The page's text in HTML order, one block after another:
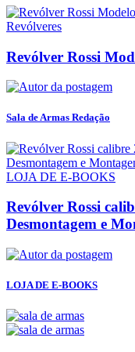
Revólveres
Revólver Rossi
Sala de Armas Redação
LOJA DE E-BOOKS
Revólver Rossi
Desmontagem e
LOJA DE E-BOOKS